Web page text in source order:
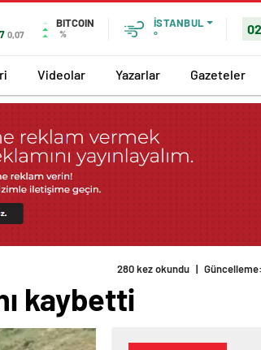
0,07
BITCOIN
%
İSTANBUL
°
Videolar Yazarlar Gazeteler
280 kez okundu |
kaybetti